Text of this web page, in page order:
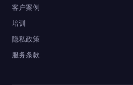
客户案例
培训
隐私政策
服务条款